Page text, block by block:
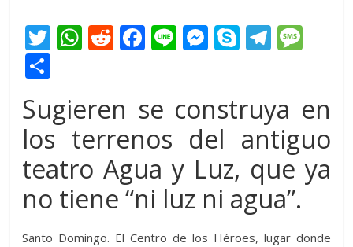
T
er
W
s
A
p
p
R
di
t
F
b
o
o
k
Li M
e
n
g
er
S
p
e
T
gr
a
m
a
g
e
m
p
ar
ti
r
Sugieren se construya en
los terrenos del antiguo
teatro Agua y Luz, que ya
no tiene “ni luz ni agua”.
Santo Domingo. El Centro de los Héroes, lugar donde